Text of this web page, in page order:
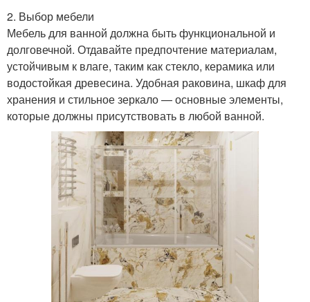
2. Выбор мебели
Мебель для ванной должна быть функциональной и
долговечной. Отдавайте предпочтение материалам,
устойчивым к влаге, таким как стекло, керамика или
водостойкая древесина. Удобная раковина, шкаф для
хранения и стильное зеркало — основные элементы,
которые должны присутствовать в любой ванной.